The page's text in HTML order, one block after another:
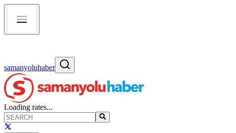
samanyoluhaber
Loading rates...